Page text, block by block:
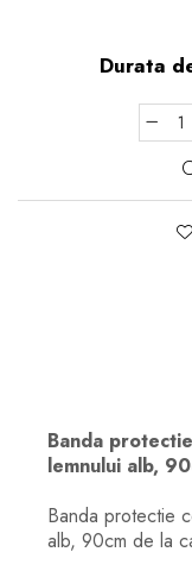
Durata
Banda
lemnului alb,
Banda protectie
alb, 90cm de la